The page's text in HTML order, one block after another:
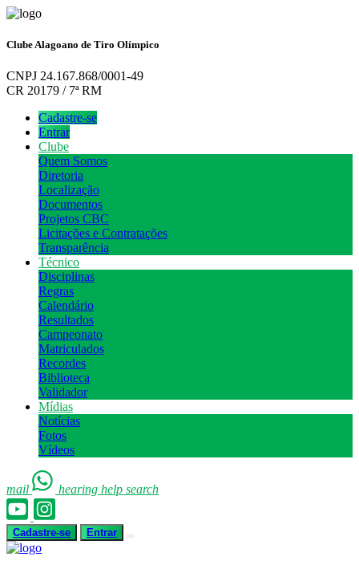
Clube Alagoano de Tiro Olímpico
CNPJ 24.167.868/0001-49
CR 20179 / 7ª RM
Cadastre-se
Entrar
Clube
Quem Somos
Diretoria
Localização
Documentos
Projetos CBC
Licitações e Contratações
Transparência
Técnico
Disciplinas
Regras
Calendário
Resultados
Campeonato
Matriculados
Recordes
Biblioteca
Validador
Mídias
Notícias
Fotos
Vídeos
mail hearing help search
Cadastre-se Entrar